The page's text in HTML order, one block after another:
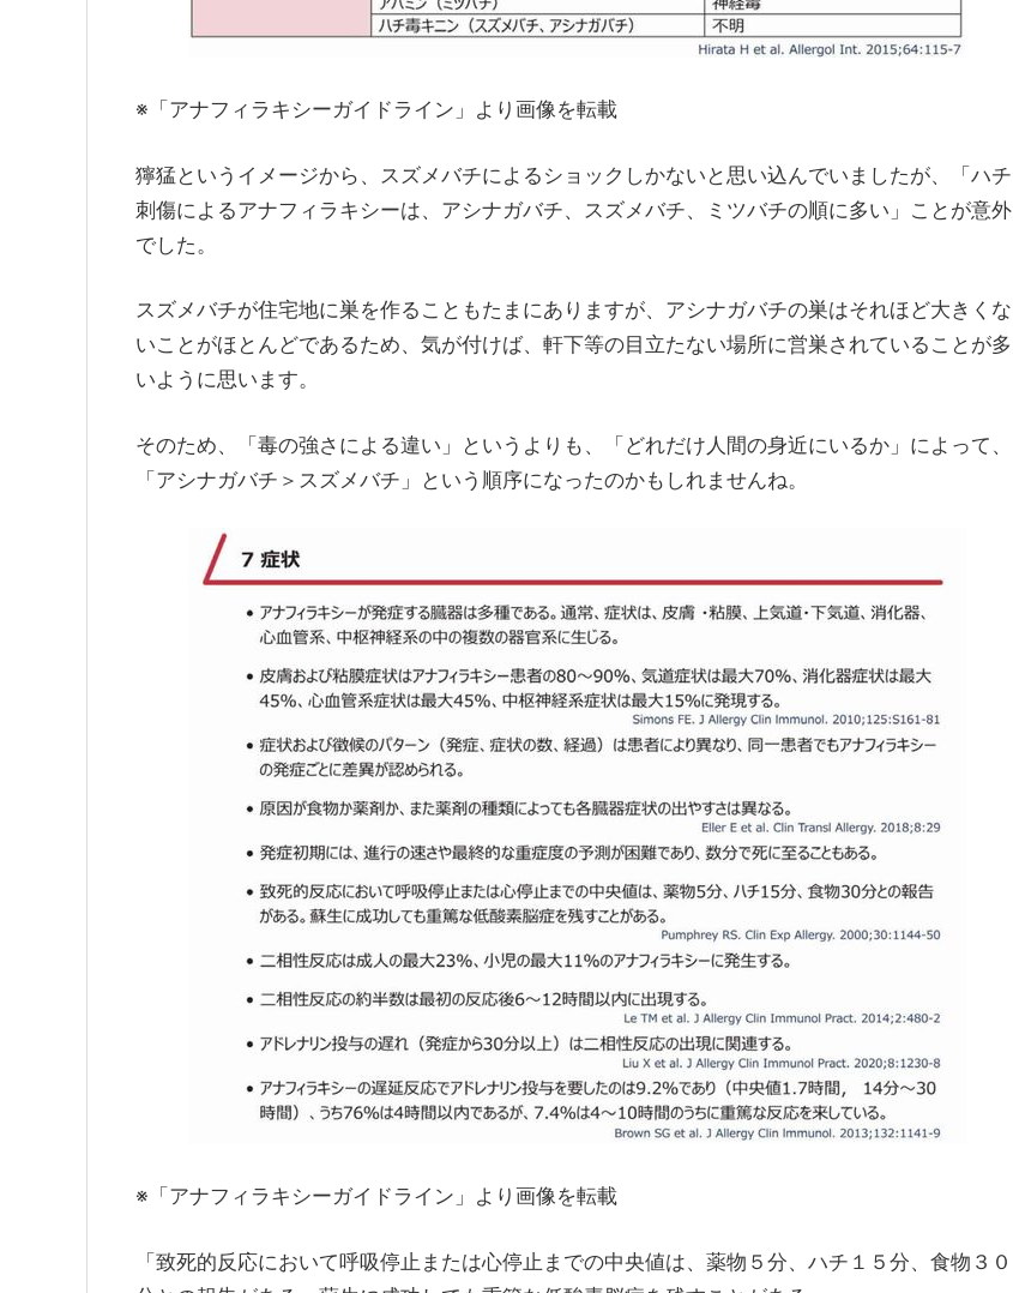
※「アナフィラキシーガイドライン」より画像を転載
獰猛というイメージから、スズメバチによるショックしかないと思い込んでいましたが、「ハチ
刺傷によるアナフィラキシーは、アシナガバチ、スズメバチ、ミツバチの順に多い」ことが意外
でした。
スズメバチが住宅地に巣を作ることもたまにありますが、アシナガバチの巣はそれほど大きくな
いことがほとんどであるため、気が付けば、軒下等の目立たない場所に営巣されていることが多
いように思います。
そのため、「毒の強さによる違い」というよりも、「どれだけ人間の身近にいるか」によって、
「アシナガバチ＞スズメバチ」という順序になったのかもしれませんね。
※「アナフィラキシーガイドライン」より画像を転載
「致死的反応において呼吸停止または心停止までの中央値は、薬物５分、ハチ１５分、食物３０